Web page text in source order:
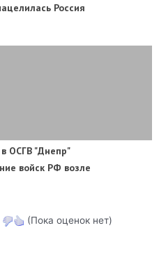
Россия
ОСГВ "Днепр"
войск РФ возле
(Пока оценок нет)